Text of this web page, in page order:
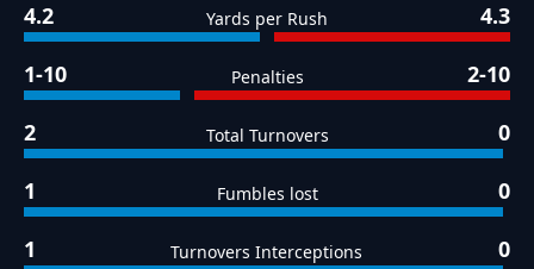
4.2 Yards per Rush 4.3
1-10 Penalties 2-10
2 Total Turnovers 0
1 Fumbles lost 0
1 Turnovers Interceptions 0